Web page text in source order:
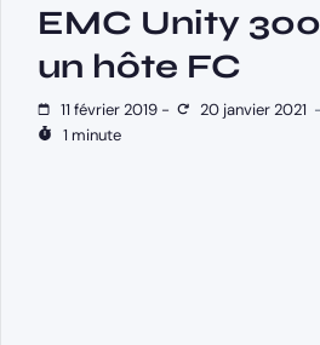
EMC Unity
un hôte FC
11 février 2019 - 20 janvier 2021 -
1 minute